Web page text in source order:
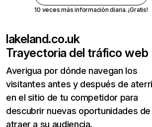
10 veces más información diaria. ¡Gratis!
lakeland.co.uk
Trayectoria del tráfico web
Averigua por dónde navegan los
visitantes antes y después de
en el sitio de tu competidor para
descubrir nuevas oportunidades de
atraer a su audiencia.